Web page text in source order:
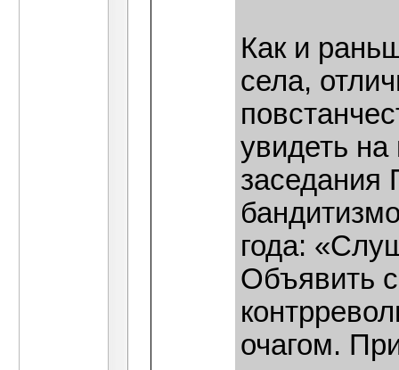
Как и
села,
увидеть
заседания
года:
Объявить
очагом.